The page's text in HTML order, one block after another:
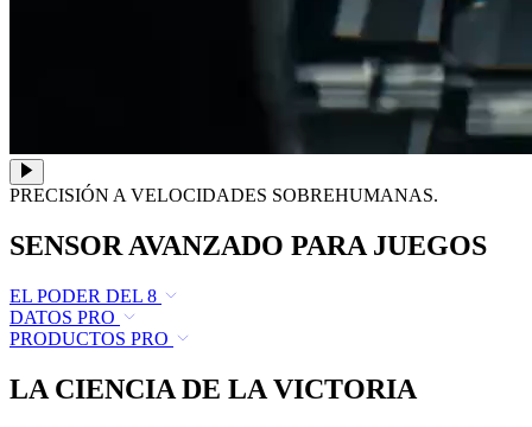
PRECISIÓN A VELOCIDADES SOBREHUMANAS.
SENSOR AVANZADO PARA JUEGOS
EL PODER DEL 8
DATOS PRO
PRODUCTOS PRO
LA CIENCIA DE LA VICTORIA